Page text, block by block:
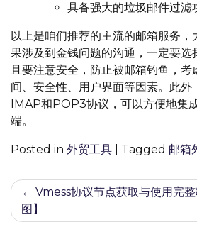
具备强大的垃圾邮件过滤
以上是咱们推荐的主流的邮箱服务，
果涉及到金钱问题的沟通，一定要选
且要注意安全，防止被邮箱钓鱼，考
间、安全性、用户界面等因素。此
IMAP和POP3协议，可以方便地集
端。
Posted in 外贸工具 Tagged 邮箱
文
章
Vmess协议节点获取与使用完
图】